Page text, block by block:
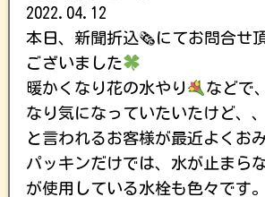
2022.04.12
本日、新聞折込🗞にてお問合せ
ございました
暖かくなり花の水やり
などで
なり気になっていたいたけど、、
と言われるお客様が最近よくお
パッキンだけでは、水が止まら
が使用している水栓も色々です。